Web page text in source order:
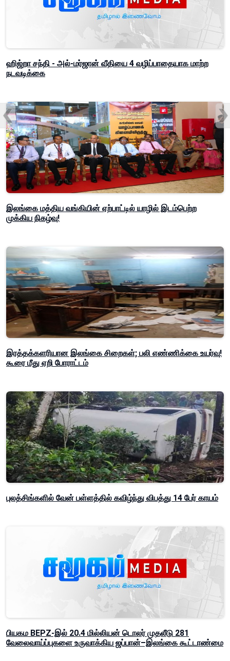
ஹிஜ்றா சந்தி - அல்-மர்ஜான் வீதியை 4 வழிப்பாதையாக மாற்ற
நடவடிக்கை
இலங்கை மத்திய வங்கியின் ஏற்பாட்டில் யாழில் இடம்பெற்ற
முக்கிய நிகழ்வு!
இரத்தக்களரியான இலங்கை சிறைகள்; பலி எண்ணிக்கை உயர்வு!
கூரை மீது ஏறி போராட்டம்
புலத்சிங்களில் வேன் பள்ளத்தில் கவிழ்ந்து விபத்து 14 பேர் காயம்
பியகம BEPZ-இல் 20.4 மில்லியன் டொலர் முதலீடு 281
வேலைவாய்ப்புகளை உருவாக்கிய ஜப்பான்–இலங்கை கூட்டாண்மை